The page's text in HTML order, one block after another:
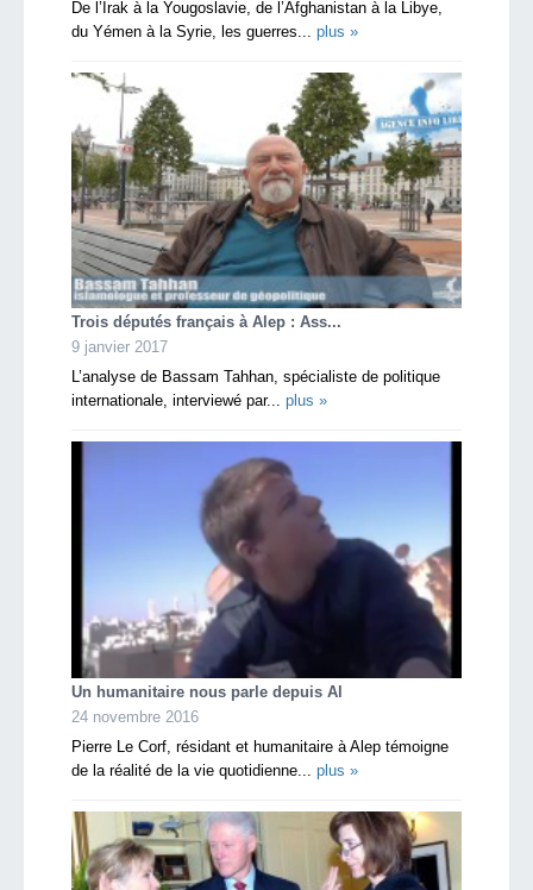
De l’Irak à la Yougoslavie, de l’Afghanistan à la Libye,
du Yémen à la Syrie, les guerres... plus »
Trois députés français à Alep : Ass...
9 janvier 2017
L’analyse de Bassam Tahhan, spécialiste de politique
internationale, interviewé par... plus »
Un humanitaire nous parle depuis Al
24 novembre 2016
Pierre Le Corf, résidant et humanitaire à Alep témoigne
de la réalité de la vie quotidienne... plus »